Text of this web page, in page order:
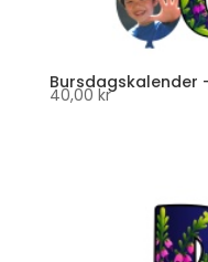
Bursdagskalender –
40,00kr